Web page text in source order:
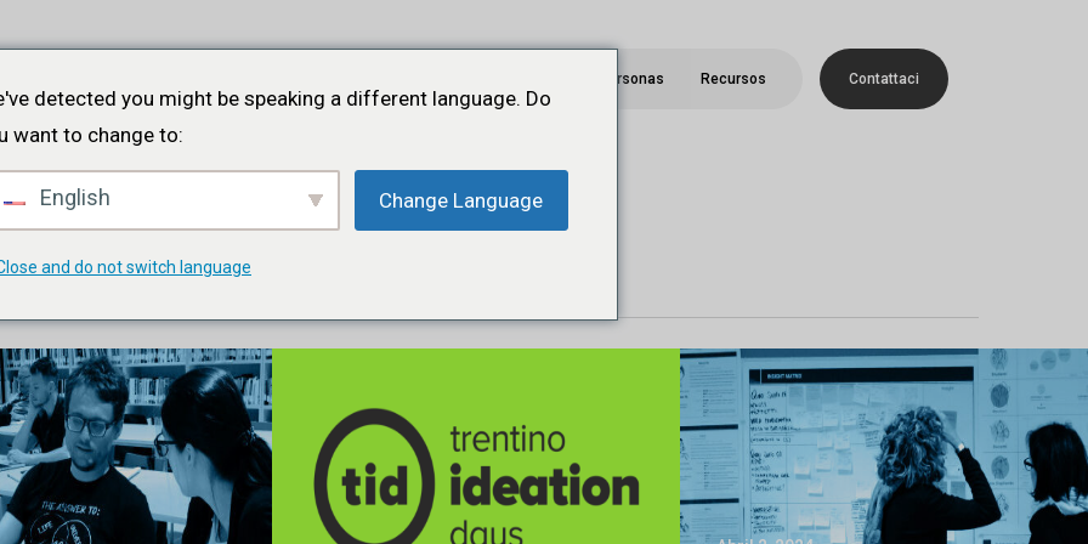
Personas Recursos Contattaci
detected you might be speaking a different language. Do
want to change to:
English Change Language
and do not switch language